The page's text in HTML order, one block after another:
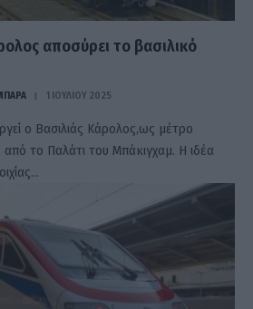
αποσύρει το βασιλικό
1 ΙΟΥΛΊΟΥ 2025
ο Βασιλιάς Κάρολος,ως μέτρο
το Παλάτι του Μπάκιγχαμ. Η ιδέα